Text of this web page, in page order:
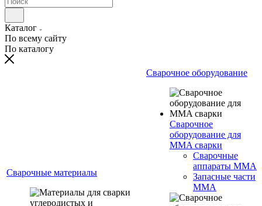
Каталог
По всему сайту
По каталогу
Сварочные материалы
Сварочное оборудование
Сварочное
оборудование для
MMA сварки
Сварочные
аппараты MMA
Запасные части
MMA